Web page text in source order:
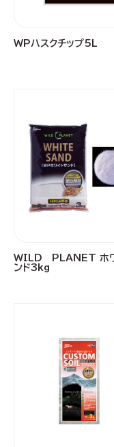
WPハスクチップ5L
WILD PLANET ホワ
ンド3kg